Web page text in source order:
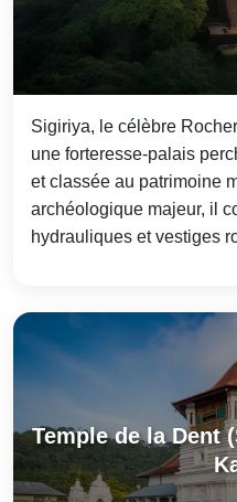
Sigiriya, le célèbre
une forteresse-palais
et classée au patrimoine
archéologique majeur, il
hydrauliques et vestiges
Temple de la Dent